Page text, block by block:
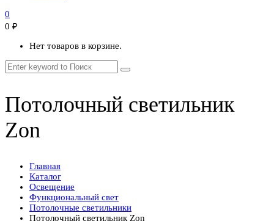
0
0 ₽
Нет товаров в корзине.
Потолочный светильник
Zon
Главная
Каталог
Освещение
Функциональный свет
Потолочные светильники
Потолочный светильник Zon